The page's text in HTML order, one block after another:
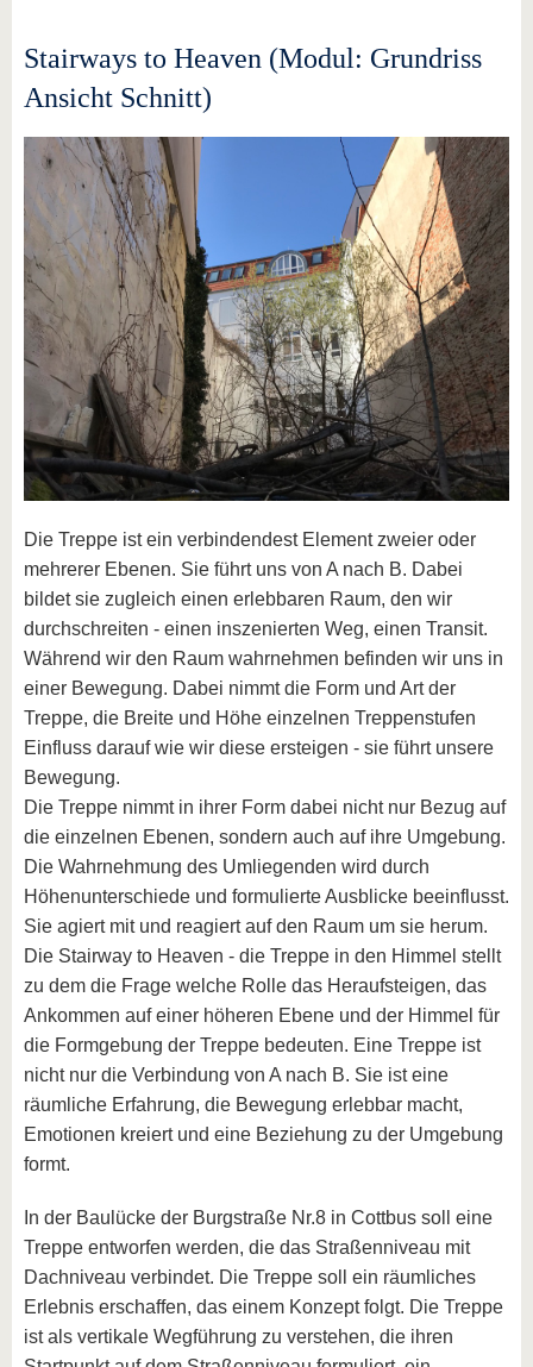
Stairways to Heaven (Modul: Grundriss
Ansicht Schnitt)
Die Treppe ist ein verbindendest Element zweier oder
mehrerer Ebenen. Sie führt uns von A nach B. Dabei
bildet sie zugleich einen erlebbaren Raum, den wir
durchschreiten - einen inszenierten Weg, einen Transit.
Während wir den Raum wahrnehmen befinden wir uns in
einer Bewegung. Dabei nimmt die Form und Art der
Treppe, die Breite und Höhe einzelnen Treppenstufen
Einfluss darauf wie wir diese ersteigen - sie führt unsere
Bewegung.
Die Treppe nimmt in ihrer Form dabei nicht nur Bezug auf
die einzelnen Ebenen, sondern auch auf ihre Umgebung.
Die Wahrnehmung des Umliegenden wird durch
Höhenunterschiede und formulierte Ausblicke beeinflusst.
Sie agiert mit und reagiert auf den Raum um sie herum.
Die Stairway to Heaven - die Treppe in den Himmel stellt
zu dem die Frage welche Rolle das Heraufsteigen, das
Ankommen auf einer höheren Ebene und der Himmel für
die Formgebung der Treppe bedeuten. Eine Treppe ist
nicht nur die Verbindung von A nach B. Sie ist eine
räumliche Erfahrung, die Bewegung erlebbar macht,
Emotionen kreiert und eine Beziehung zu der Umgebung
formt.
In der Baulücke der Burgstraße Nr.8 in Cottbus soll eine
Treppe entworfen werden, die das Straßenniveau mit
Dachniveau verbindet. Die Treppe soll ein räumliches
Erlebnis erschaffen, das einem Konzept folgt. Die Treppe
ist als vertikale Wegführung zu verstehen, die ihren